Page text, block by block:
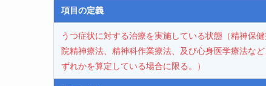
項目の定義
うつ症状に対する治療を実施している状態（精神保
院精神療法、精神科作業療法、及び心身医学療法な
ずれかを算定している場合に限る。）